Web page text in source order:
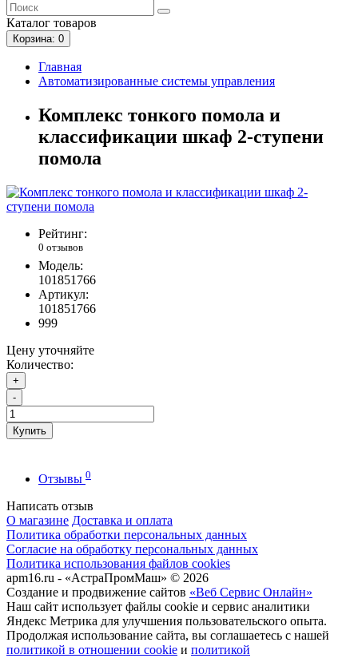
Каталог товаров
Корзина: 0
Главная
Автоматизированные системы управления
Комплекс тонкого помола и
классификации шкаф 2-ступени
помола
Рейтинг:
0 отзывов
Модель:
101851766
Артикул:
101851766
999
Цену уточняйте
Количество:
+
-
Купить
Отзывы 0
Написать отзыв
О магазине Доставка и оплата
Политика обработки персональных данных
Согласие на обработку персональных данных
Политика использования файлов cookies
apm16.ru - «АстраПромМаш» © 2026
Создание и продвижение сайтов «Веб Сервис Онлайн»
Наш сайт использует файлы cookie и сервис аналитики
Яндекс Метрика для улучшения пользовательского опыта.
Продолжая использование сайта, вы соглашаетесь с нашей
политикой в отношении cookie и политикой